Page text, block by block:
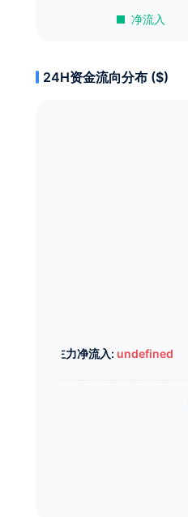
净流入
24H资金流向分布 ($)
主力净流入: undefined